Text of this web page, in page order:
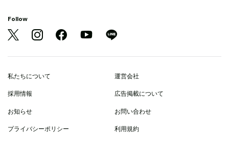
Follow
私たちについて 運営会社
採用情報 広告掲載について
お知らせ お問い合わせ
プライバシーポリシー 利用規約